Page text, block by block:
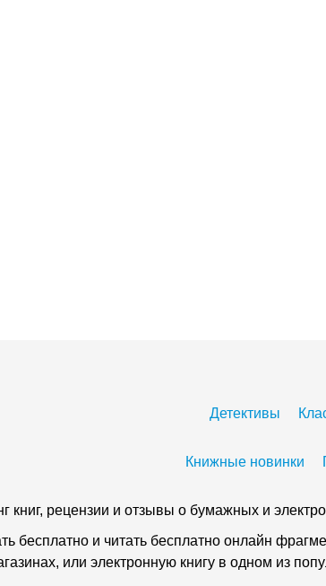
Детективы
Книжные новинки
книг, рецензии и отзывы о бумажных и
бесплатно и читать бесплатно онлайн
или электронную книгу в одном из